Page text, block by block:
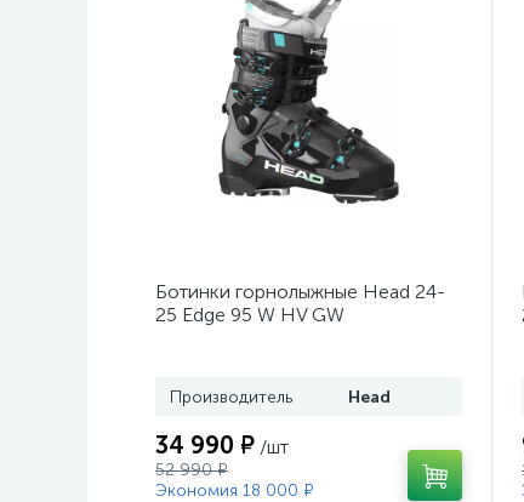
Ботинки горнолыжные Head 24-
25 Edge 95 W HV GW
Производитель Head
34 990 ₽ /шт
52 990 ₽
Экономия 18 000 ₽